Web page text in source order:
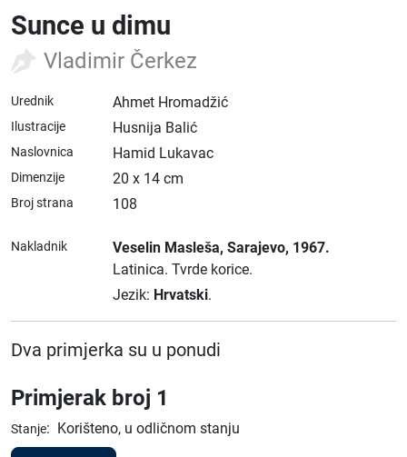
Sunce u dimu
Vladimir Čerkez
Urednik Ahmet Hromadžić
Ilustracije Husnija Balić
Naslovnica Hamid Lukavac
Dimenzije 20 x 14 cm
Broj strana 108
Nakladnik Veselin Masleša, Sarajevo, 1967.
Latinica. Tvrde korice.
Jezik: Hrvatski.
Dva primjerka su u ponudi
Primjerak broj 1
Stanje: Korišteno, u odličnom stanju